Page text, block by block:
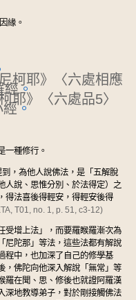
緣。
柯耶》〈六處相應
經。
耶》〈六處品5〉
經。
一種修行。
，為他人說佛法，是「五解脫
人說、思惟分別、於法得定）之
得法喜後得輕安，得輕安後得
T01, no. 1, p. 51, c3-12)
受增上法」，而要羅睺羅漸次為
尼陀那」等法，這些法都有解說
程中，也加深了自己的修學基
，佛陀向他深入解說「無常」等
羅在聞、思、修後也就證阿羅漢
深地教導弟子，對於剛接觸佛法